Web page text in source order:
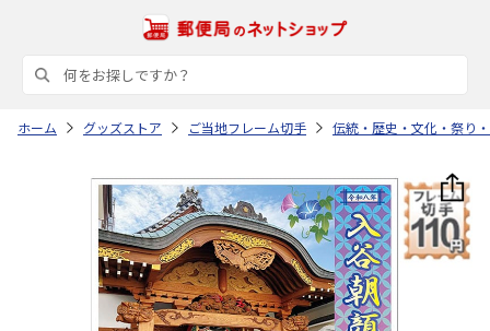
ホーム グッズストア ご当地フレーム切手 伝統・歴史・文化・祭り